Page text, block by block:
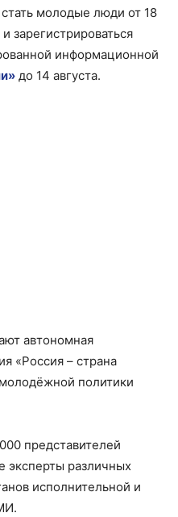
молодые люди от 18
зарегистрироваться
информационной
до 14 августа.
автономная
«Россия – страна
политики
представителей
эксперты различных
исполнительной и